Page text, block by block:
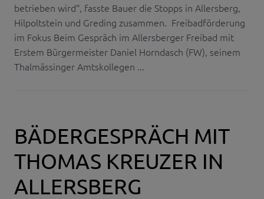
betrieben wird“, fasste Bauer die Stopps in Allersberg,
Hilpoltstein und Greding zusammen. Freibadförderung
im Fokus Beim Gespräch im Allersberger Freibad mit
Erstem Bürgermeister Daniel Horndasch (FW), seinem
Thalmässinger Amtskollegen ...
BÄDERGESPRÄCH MIT
THOMAS KREUZER IN
ALLERSBERG